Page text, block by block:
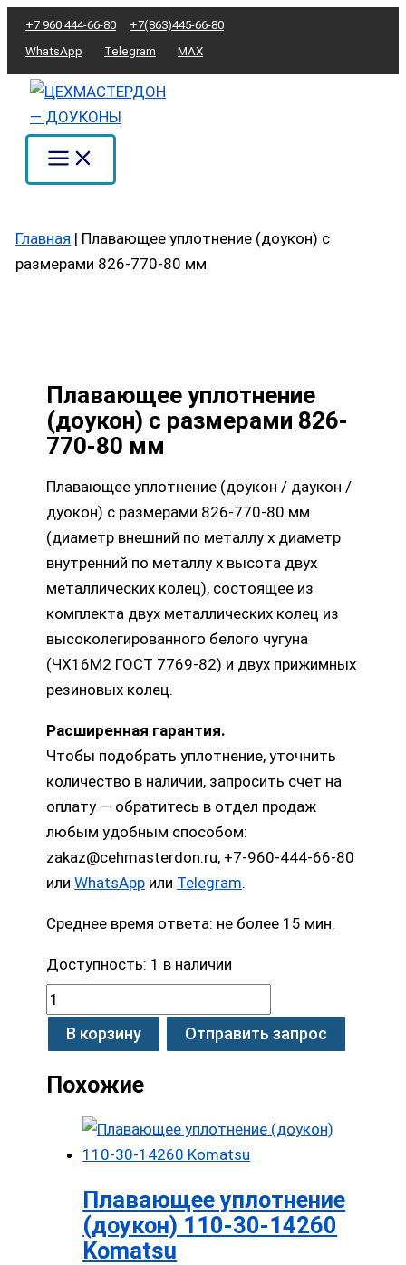
Перейти
содержимому
+7 960 444-66-80
+7(863)445-66-80
WhatsApp
Telegram MAX
Главная | Плавающее уплотнение (доукон) с
размерами 826-770-80 мм
Плавающее уплотнение
(доукон) с размерами 826-
770-80 мм
Плавающее уплотнение (доукон / даукон /
дуокон) с размерами 826-770-80 мм
(диаметр внешний по металлу х диаметр
внутренний по металлу х высота двух
металлических колец), состоящее из
комплекта двух металлических колец из
высоколегированного белого чугуна
(ЧХ16М2 ГОСТ 7769-82) и двух прижимных
резиновых колец.
Расширенная гарантия.
Чтобы подобрать уплотнение, уточнить
количество в наличии, запросить счет на
оплату — обратитесь в отдел продаж
любым удобным способом:
zakaz@cehmasterdon.ru, +7-960-444-66-80
илиWhatsApp или Telegram.
Среднее время ответа: не более 15 мин.
Доступность: 1 в наличии
Количество
Плавающее
уплотнение
(доукон)
с
размерами
826-
80
мм
В корзину Отправить запрос
Похожие
Плавающее уплотнение
(доукон) 110-30-14260
Komatsu